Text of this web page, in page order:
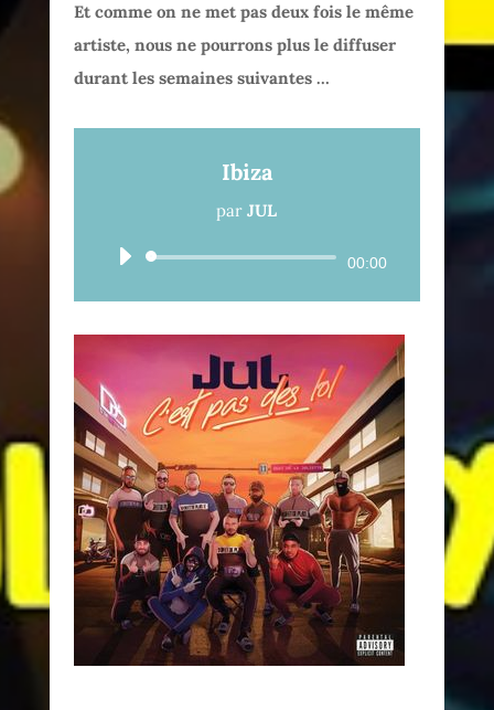
Et comme on ne met pas deux fois le même
artiste, nous ne pourrons plus le diffuser
durant les semaines suivantes …
Ibiza
parJUL
Lecteur
00:00